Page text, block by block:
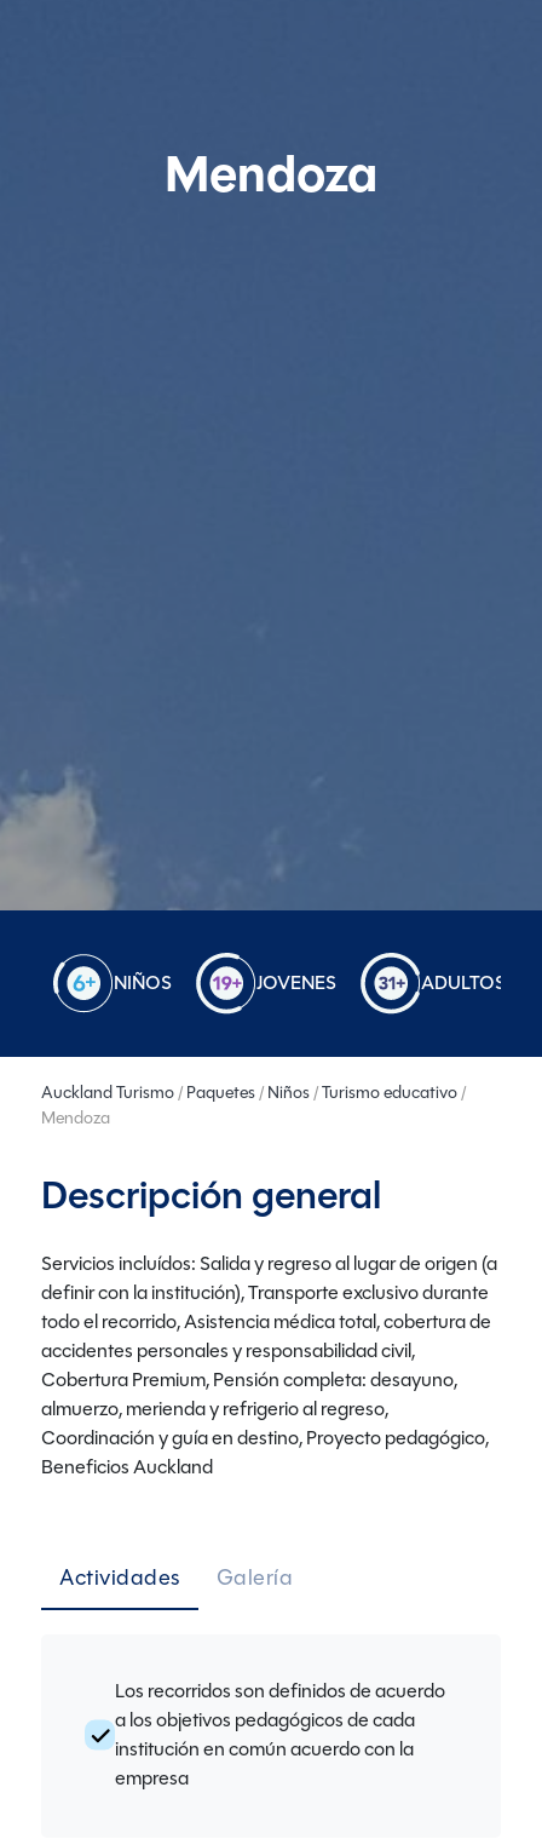
Mendoza
NIÑOS JOVENES ADULTOS
Auckland Turismo / Paquetes / Niños /Turismo educativo /
Mendoza
Descripción general
Servicios incluídos: Salida y regreso al lugar de origen (a
definir con la institución), Transporte exclusivo durante
todo el recorrido, Asistencia médica total, cobertura de
accidentes personales y responsabilidad civil,
Cobertura Premium, Pensión completa: desayuno,
almuerzo, merienda y refrigerio al regreso,
Coordinación y guía en destino, Proyecto pedagógico,
Beneficios Auckland
Actividades Galería
Los recorridos son definidos de acuerdo
a los objetivos pedagógicos de cada
institución en común acuerdo con la
empresa